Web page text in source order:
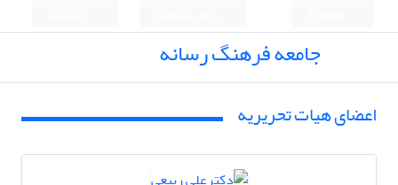
جامعه فرهنگ رسانه
اعضای هیات تحریریه